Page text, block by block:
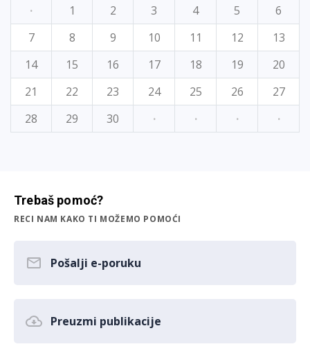
·
1 2 3 4 5
6
7
8 9 10 11 12
13
14
15 16 17 18 19
20
21
22 23 24 25 26
27
28
29 30 · · · ·
Trebaš pomoć?
RECI NAM KAKO TI MOŽEMO POMOĆI
Pošalji e-poruku
Preuzmi publikacije